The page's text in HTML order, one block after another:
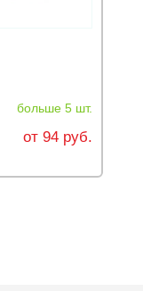
больше 5 шт.
от 94 руб.